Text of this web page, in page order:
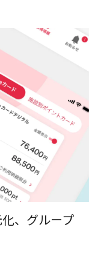
、グループ